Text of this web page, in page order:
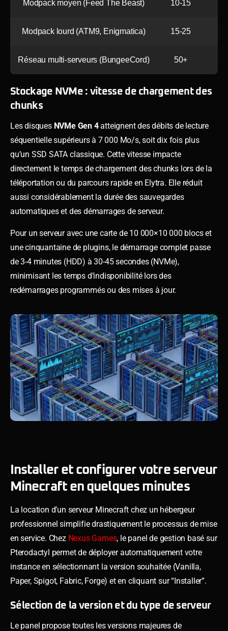
Modpack moyen (Feed The Beast) 10-15
Modpack lourd (ATM9, Enigmatica) 15-25
Réseau multi-serveurs (BungeeCord) 50+
Stockage NVMe : vitesse de chargement des
chunks
Les disques NVMe Gen 4atteignent des débits de lecture
séquentielle supérieurs à 7 000 Mo/s, soit dix fois plus
qu’un SSD SATA classique. Cette vitesse impacte
directement le temps de chargement des chunks lors de la
téléportation ou du parcours rapide en Elytra. Elle réduit
aussi considérablement la durée des sauvegardes
automatiques et des démarrages de serveur.
Pour un serveur avec une carte de 10 000×10 000 blocs et
une cinquantaine de plugins, le démarrage complet passe
de 3-4 minutes (HDD) à 30-45 secondes (NVMe),
minimisant les temps d’indisponibilité lors des
redémarrages programmés ou des mises à jour.
Installer et configurer votre serveur
Minecraft en quelques minutes
La location d’un serveur Minecraft chez un hébergeur
professionnel simplifie drastiquement le processus de mise
en service. Chez Nexus Games, le panel de gestion basé sur
Pterodactyl permet de déployer automatiquement votre
instance en sélectionnant la version souhaitée (Vanilla,
Paper, Spigot, Fabric, Forge) et en cliquant sur “Installer”.
Sélection de la version et du type de serveur
Le panel propose toutes les versions majeures de